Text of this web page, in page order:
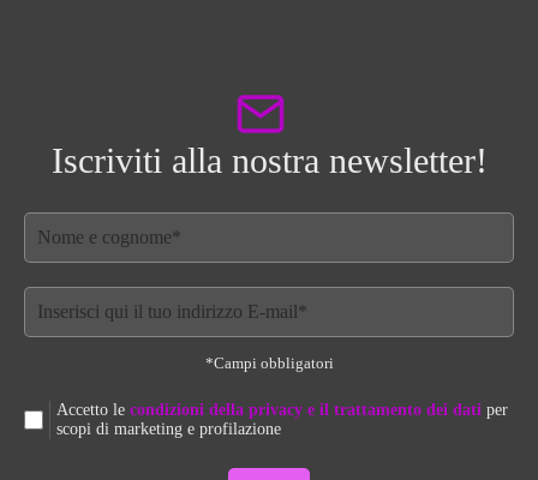
Iscriviti alla nostra newsletter!
*Campi obbligatori
Accetto le condizioni della privacy e il trattamento dei dati per
scopi di marketing e profilazione